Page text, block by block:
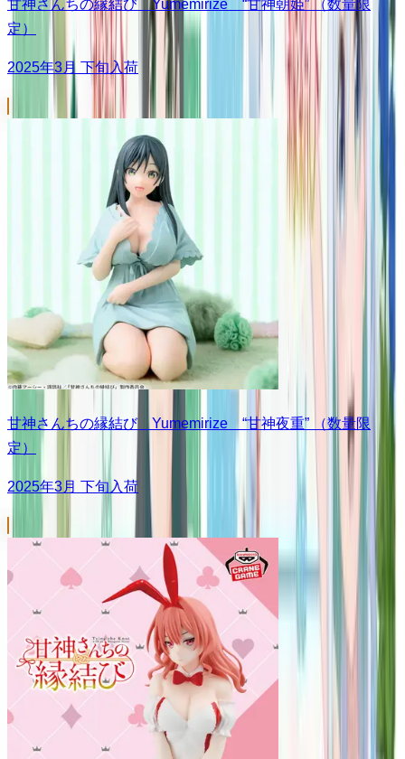
甘神さんちの縁結び Yumemirize “甘神朝姫” （数量限
定）
2025年3月 下旬入荷
甘神さんちの縁結び Yumemirize “甘神夜重” （数量限
定）
2025年3月 下旬入荷